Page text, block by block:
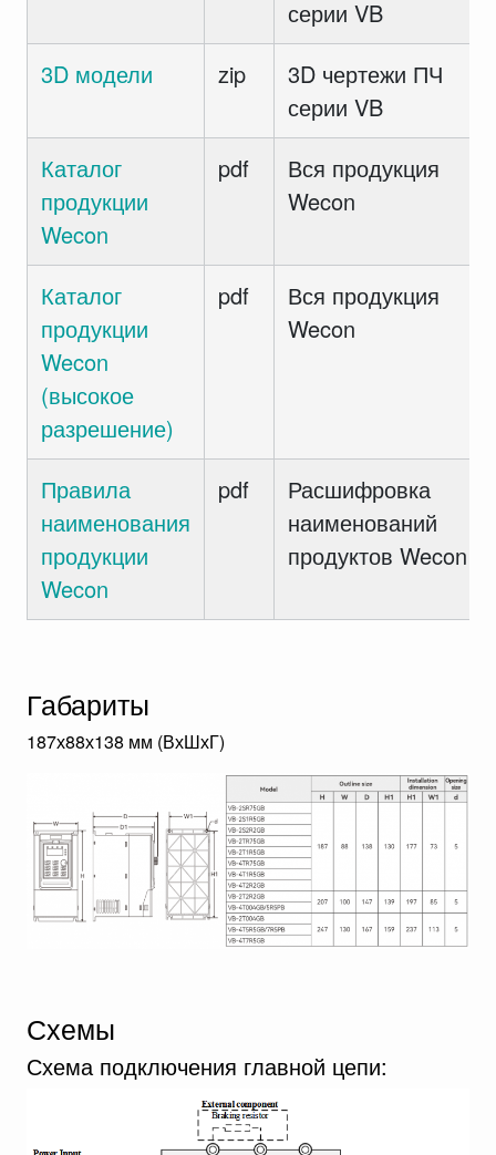
серии VB
3D модели
zip
3D чертежи ПЧ
серии VB
Каталог
продукции
Wecon
pdf
Вся продукция
Wecon
Каталог
продукции
Wecon
(высокое
разрешение)
pdf
Вся продукция
Wecon
Правила
наименования
продукции
Wecon
pdf
Расшифровка
наименований
продуктов Wecon
Габариты
187х88х138 мм (ВхШхГ)
Схемы
Схема подключения главной цепи: